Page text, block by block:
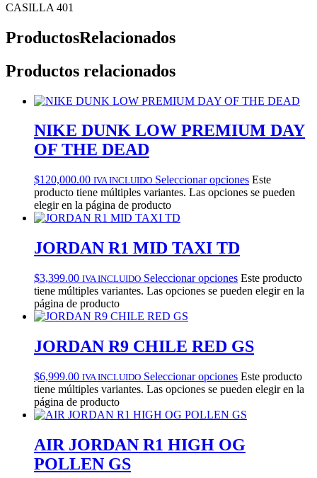
CASILLA 401
ProductosRelacionados
Productos relacionados
NIKE DUNK LOW PREMIUM DAY
OF THE DEAD
$120,000.00 IVA INCLUIDO Seleccionar opciones Este
producto tiene múltiples variantes. Las opciones se pueden
elegir en la página de producto
JORDAN R1 MID TAXI TD
$3,399.00 IVA INCLUIDO Seleccionar opciones Este producto
tiene múltiples variantes. Las opciones se pueden elegir en la
página de producto
JORDAN R9 CHILE RED GS
$6,999.00 IVA INCLUIDO Seleccionar opciones Este producto
tiene múltiples variantes. Las opciones se pueden elegir en la
página de producto
AIR JORDAN R1 HIGH OG
POLLEN GS